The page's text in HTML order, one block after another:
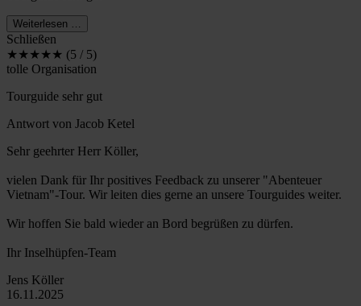
Weiterlesen …
Schließen
★★★★★ (5 / 5)
tolle Organisation
Tourguide sehr gut
Antwort von Jacob Ketel
Sehr geehrter Herr Köller,
vielen Dank für Ihr positives Feedback zu unserer "Abenteuer
Vietnam"-Tour. Wir leiten dies gerne an unsere Tourguides weiter.
Wir hoffen Sie bald wieder an Bord begrüßen zu dürfen.
Ihr Inselhüpfen-Team
Jens Köller
16.11.2025